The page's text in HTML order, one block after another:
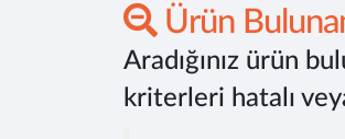
Ürün
Aradığınız ürün
kriterleri hatalı